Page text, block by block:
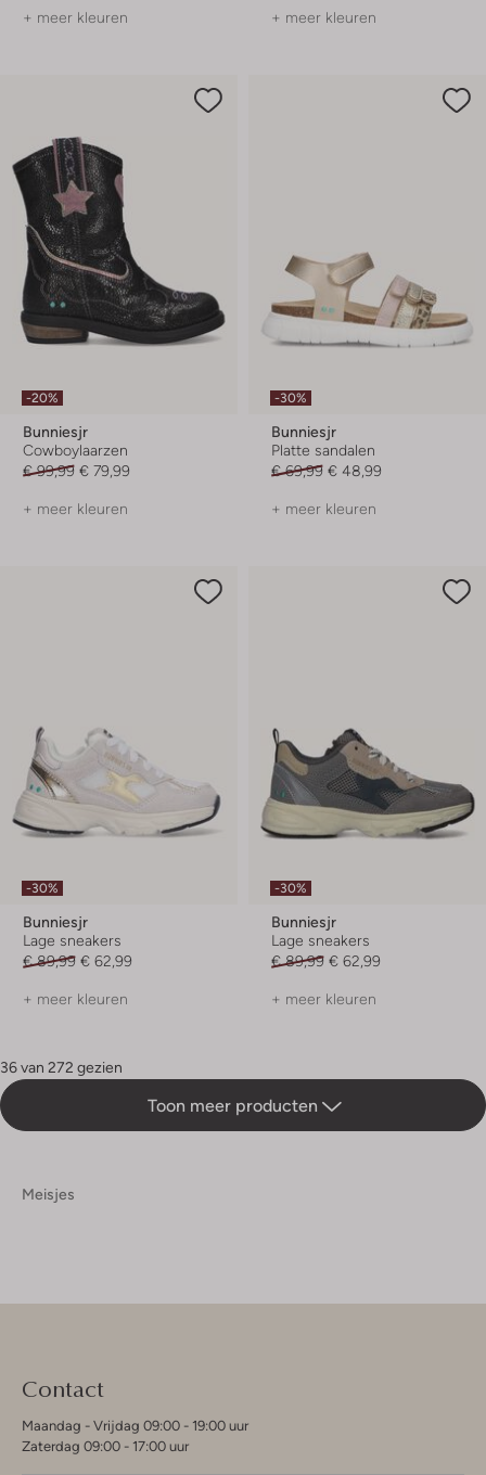
+ meer kleuren + meer kleuren
-20%
Bunniesjr
Cowboylaarzen
€ 99,99 € 79,99
+ meer kleuren
-30%
Bunniesjr
Platte sandalen
€ 69,99 € 48,99
+ meer kleuren
-30%
Bunniesjr
Lage sneakers
€ 89,99 € 62,99
+ meer kleuren
-30%
Bunniesjr
Lage sneakers
€ 89,99 € 62,99
+ meer kleuren
36 van 272 gezien
Toon meer producten
Meisjes
Contact
Maandag - Vrijdag 09:00 - 19:00 uur
Zaterdag 09:00 - 17:00 uur